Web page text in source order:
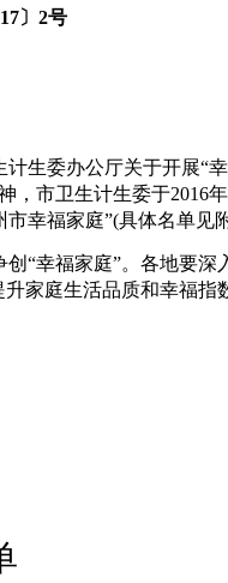
〕2号
生委办公厅关于开展“
，市卫生计生委于2016
幸福家庭”(具体名单见
“幸福家庭”。各地要深
家庭生活品质和幸福指